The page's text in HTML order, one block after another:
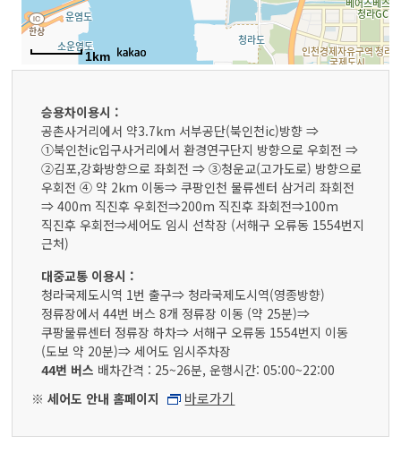
1km
승용차이용시 :
공촌사거리에서 약3.7km 서부공단(북인천ic)방향 ⇒
①북인천ic입구사거리에서 환경연구단지 방향으로 우회전 ⇒
②김포,강화방향으로 좌회전 ⇒ ③청운교(고가도로) 방향으로
우회전 ④ 약 2km 이동⇒ 쿠팡인천 물류센터 삼거리 좌회전
⇒ 400m 직진후 우회전⇒200m 직진후 좌회전⇒100m
직진후 우회전⇒세어도 임시 선착장 (서해구 오류동 1554번지
근처)
대중교통 이용시 :
청라국제도시역 1번 출구⇒ 청라국제도시역(영종방향)
정류장에서 44번 버스 8개 정류장 이동 (약 25분)⇒
쿠팡물류센터 정류장 하차⇒ 서해구 오류동 1554번지 이동
(도보 약 20분)⇒ 세어도 임시주차장
44번 버스 배차간격 : 25~26분, 운행시간: 05:00~22:00
※ 세어도 안내 홈페이지
바로가기